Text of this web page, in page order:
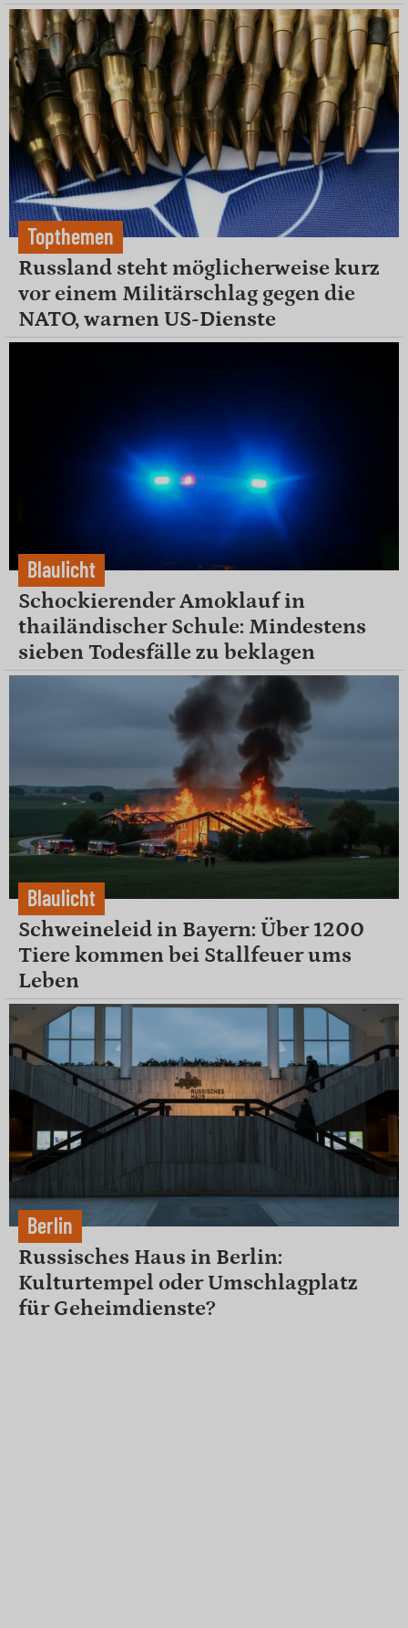
Topthemen
Russland steht möglicherweise kurz
vor einem Militärschlag gegen die
NATO, warnen US-Dienste
Blaulicht
Schockierender Amoklauf in
thailändischer Schule: Mindestens
sieben Todesfälle zu beklagen
Blaulicht
Schweineleid in Bayern: Über 1200
Tiere kommen bei Stallfeuer ums
Leben
Berlin
Russisches Haus in Berlin:
Kulturtempel oder Umschlagplatz
für Geheimdienste?